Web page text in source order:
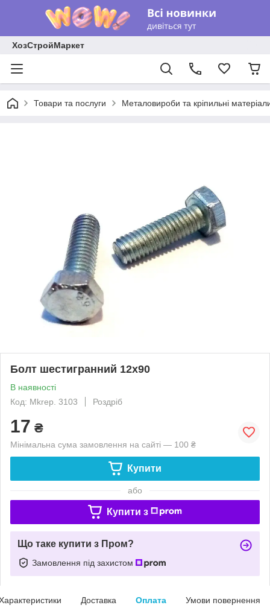
ХозСтройМаркет
Товари та послуги Металовироби та кріпильні
Болт шестигранний 12х90
В наявності
Код: Mkrep. 3103
Роздріб
17 ₴
Мінімальна сума замовлення на сайті — 100 ₴
Купити
або
Купити з
Що таке купити з Пром?
Замовлення під захистом
Доставка Оплата Умови повернення